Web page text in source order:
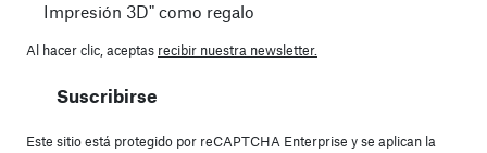
Impresión 3D" como regalo
Al hacer clic, aceptas recibir nuestra newsletter.
Suscribirse
Este sitio está protegido por reCAPTCHA Enterprise y se aplican la